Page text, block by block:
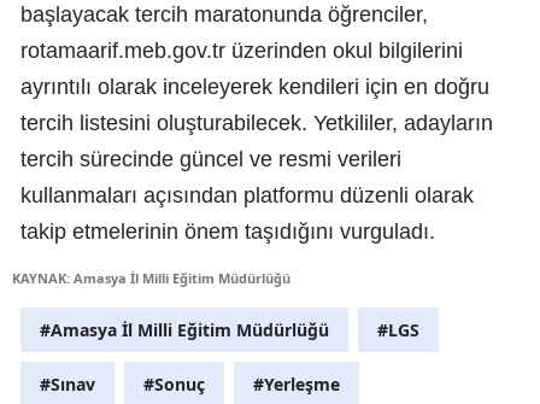
başlayacak tercih maratonunda öğrenciler,
rotamaarif.meb.gov.tr üzerinden okul bilgilerini
ayrıntılı olarak inceleyerek kendileri için en doğru
tercih listesini oluşturabilecek. Yetkililer, adayların
tercih sürecinde güncel ve resmi verileri
kullanmaları açısından platformu düzenli olarak
takip etmelerinin önem taşıdığını vurguladı.
KAYNAK: Amasya İl Milli Eğitim Müdürlüğü
#Amasya İl Milli Eğitim Müdürlüğü #LGS
#Sınav #Sonuç #Yerleşme